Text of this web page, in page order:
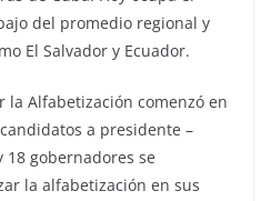
del promedio regional y
El Salvador y Ecuador.
la Alfabetización comenzó en
a presidente –
18 gobernadores se
la alfabetización en sus